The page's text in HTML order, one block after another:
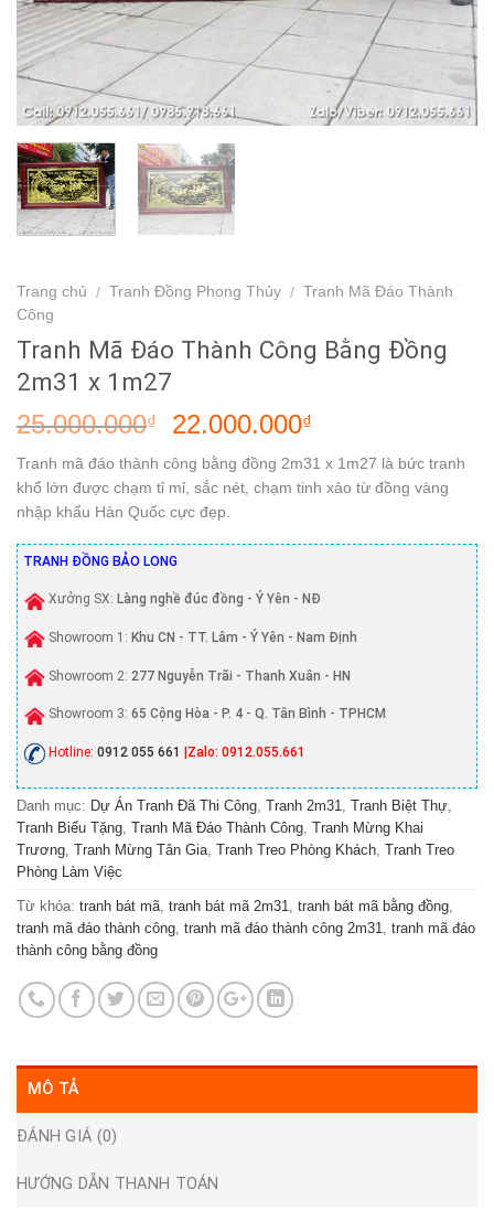
Trang chủ / Tranh Đồng Phong Thủy / Tranh Mã Đáo Thành
Công
Tranh Mã Đáo Thành Công Bằng Đồng
2m31 x 1m27
25.000.000₫ 22.000.000₫
Tranh mã đáo thành công bằng đồng 2m31 x 1m27 là bức tranh
khổ lớn được chạm tỉ mỉ, sắc nét, chạm tinh xảo từ đồng vàng
nhập khẩu Hàn Quốc cực đẹp.
TRANH ĐỒNG BẢO LONG
Xưởng SX: Làng nghề đúc đồng - Ý Yên - NĐ
Showroom 1: Khu CN - TT. Lâm - Ý Yên - Nam Định
Showroom 2: 277 Nguyễn Trãi - Thanh Xuân - HN
Showroom 3: 65 Cộng Hòa - P. 4 - Q. Tân Bình - TPHCM
Hotline: 0912 055 661 |Zalo: 0912.055.661
Danh mục: Dự Án Tranh Đã Thi Công, Tranh 2m31, Tranh Biệt Thự,
Tranh Biếu Tặng, Tranh Mã Đáo Thành Công, Tranh Mừng Khai
Trương, Tranh Mừng Tân Gia, Tranh Treo Phòng Khách, Tranh Treo
Phòng Làm Việc
Từ khóa: tranh bát mã, tranh bát mã 2m31, tranh bát mã bằng đồng,
tranh mã đáo thành công, tranh mã đáo thành công 2m31, tranh mã đáo
thành công bằng đồng
MÔ TẢ
ĐÁNH GIÁ (0)
HƯỚNG DẪN THANH TOÁN